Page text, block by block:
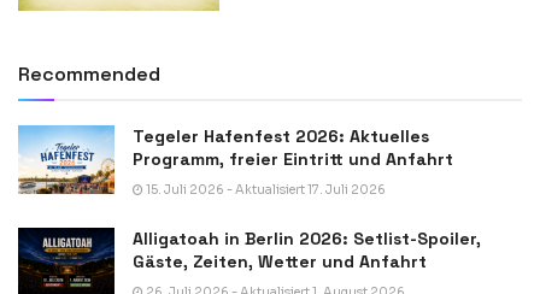
Recommended
Tegeler Hafenfest 2026: Aktuelles
Programm, freier Eintritt und Anfahrt
15. Juli 2026 - Aktualisiert 17. Juli 2026
Alligatoah in Berlin 2026: Setlist-Spoiler,
Gäste, Zeiten, Wetter und Anfahrt